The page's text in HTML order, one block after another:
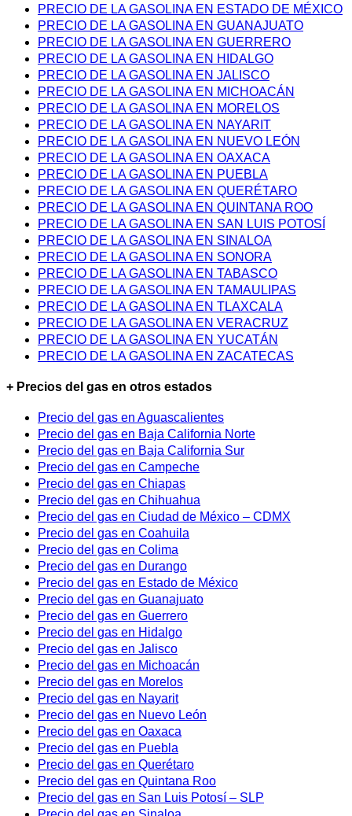
PRECIO DE LA GASOLINA EN ESTADO DE MÉXICO
PRECIO DE LA GASOLINA EN GUANAJUATO
PRECIO DE LA GASOLINA EN GUERRERO
PRECIO DE LA GASOLINA EN HIDALGO
PRECIO DE LA GASOLINA EN JALISCO
PRECIO DE LA GASOLINA EN MICHOACÁN
PRECIO DE LA GASOLINA EN MORELOS
PRECIO DE LA GASOLINA EN NAYARIT
PRECIO DE LA GASOLINA EN NUEVO LEÓN
PRECIO DE LA GASOLINA EN OAXACA
PRECIO DE LA GASOLINA EN PUEBLA
PRECIO DE LA GASOLINA EN QUERÉTARO
PRECIO DE LA GASOLINA EN QUINTANA ROO
PRECIO DE LA GASOLINA EN SAN LUIS POTOSÍ
PRECIO DE LA GASOLINA EN SINALOA
PRECIO DE LA GASOLINA EN SONORA
PRECIO DE LA GASOLINA EN TABASCO
PRECIO DE LA GASOLINA EN TAMAULIPAS
PRECIO DE LA GASOLINA EN TLAXCALA
PRECIO DE LA GASOLINA EN VERACRUZ
PRECIO DE LA GASOLINA EN YUCATÁN
PRECIO DE LA GASOLINA EN ZACATECAS
+ Precios del gas en otros estados
Precio del gas en Aguascalientes
Precio del gas en Baja California Norte
Precio del gas en Baja California Sur
Precio del gas en Campeche
Precio del gas en Chiapas
Precio del gas en Chihuahua
Precio del gas en Ciudad de México – CDMX
Precio del gas en Coahuila
Precio del gas en Colima
Precio del gas en Durango
Precio del gas en Estado de México
Precio del gas en Guanajuato
Precio del gas en Guerrero
Precio del gas en Hidalgo
Precio del gas en Jalisco
Precio del gas en Michoacán
Precio del gas en Morelos
Precio del gas en Nayarit
Precio del gas en Nuevo León
Precio del gas en Oaxaca
Precio del gas en Puebla
Precio del gas en Querétaro
Precio del gas en Quintana Roo
Precio del gas en San Luis Potosí – SLP